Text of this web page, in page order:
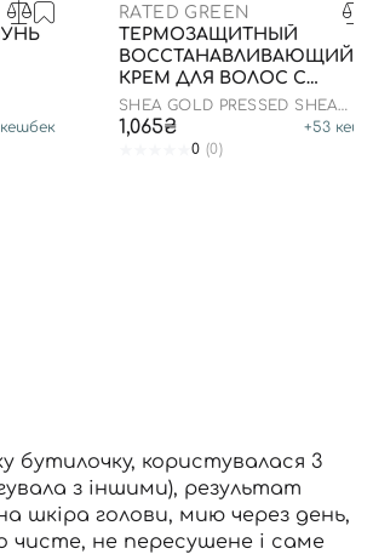
кешбек
RATED GREEN
ТЕРМОЗАЩИТНЫЙ
ВОССТАНАВЛИВАЮЩИЙ
КРЕМ ДЛЯ ВОЛОС С
МАСЛОМ ШИ, 150 МЛ
SHEA GOLD PRESSED SHEA
BUTTER LEAVE-IN TREATMENT
1,065₴ +53
0 (0)
бутилочку, користувалася 3
з іншими), результат
шкіра голови, мию через день,
чисте, не пересушене і саме